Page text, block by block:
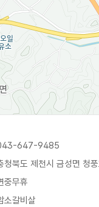
647-9485
청북도 제천시 금성면 청
중무휴
소갈비살